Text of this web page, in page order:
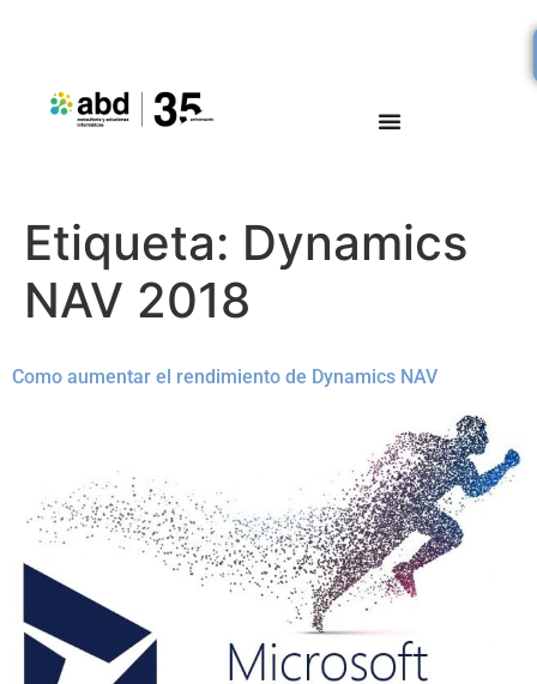
Etiqueta: Dynamics
NAV 2018
Como aumentar el rendimiento de Dynamics NAV